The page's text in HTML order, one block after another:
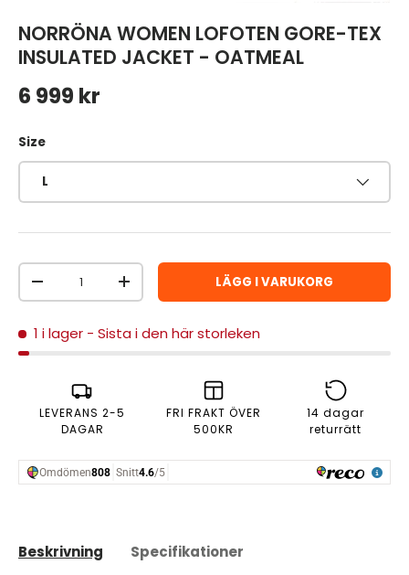
NORRÖNA WOMEN LOFOTEN GORE-TEX
INSULATED JACKET - OATMEAL
Ordinarie pris
6 999 kr
Size
L
Antal
MINSKA ANTALÖKA ANTAL LÄGG I VARUKORG
1 i lager - Sista i den här storleken
LEVERANS 2-5
DAGAR
FRI FRAKT ÖVER
500KR
14 dagar
returrätt
Beskrivning Specifikationer